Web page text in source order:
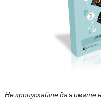
Не пропускайте да я имате